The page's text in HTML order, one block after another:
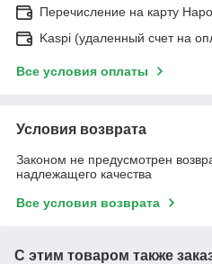
Перечисление на карту
Kaspi (удаленный счет на
Все условия оплаты
Условия возврата
Законом не предусмотрен
надлежащего качества
Все условия возврата
С этим товаром также